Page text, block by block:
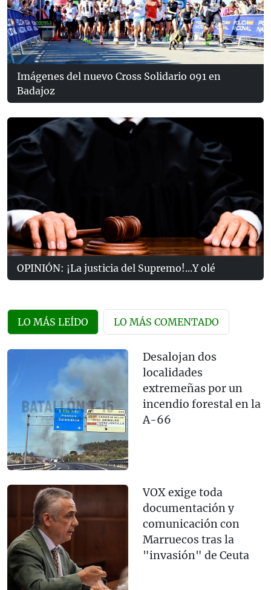
Imágenes del nuevo Cross Solidario 091 en
Badajoz
OPINIÓN: ¡La justicia del Supremo!...Y olé
LO MÁS LEÍDO LO MÁS COMENTADO
Desalojan dos
localidades
extremeñas por un
incendio forestal en la
A-66
VOX exige toda
documentación y
comunicación con
Marruecos tras la
"invasión" de Ceuta